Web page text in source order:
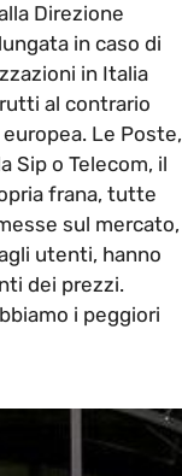
Direzione
in caso di
in Italia
al contrario
Le Poste,
Sip o Telecom, il
frana, tutte
sul mercato,
utenti, hanno
dei prezzi.
i peggiori